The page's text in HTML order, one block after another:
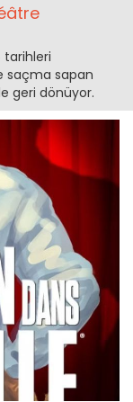
tarihleri
saçma sapan
geri dönüyor.